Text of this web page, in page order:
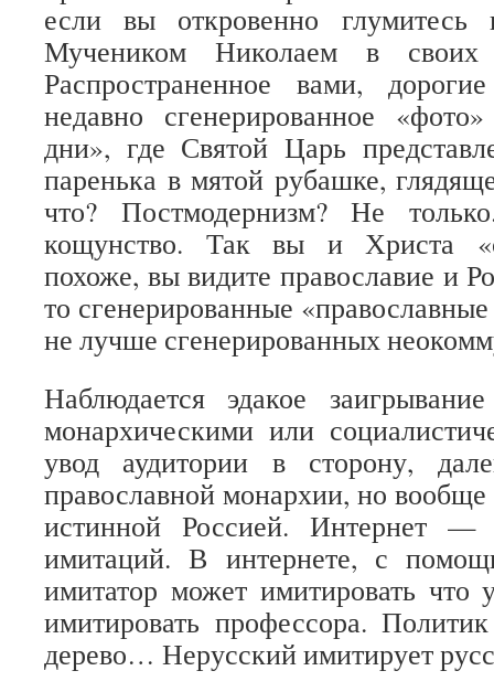
если вы откровенно
Мучеником Николаем в своих
Распространенное вами,
недавно сгенерированное
дни», где Святой Царь
паренька в мятой рубашке,
что? Постмодернизм? Не
кощунство. Так вы и Христа
похоже, вы видите православие и
то сгенерированные
не лучше сгенерированных
Наблюдается эдакое
монархическими или
увод аудитории в сторону,
православной монархии, но вообще
истинной Россией. Интернет —
имитаций. В интернете, с
имитатор может имитировать что
имитировать профессора.
дерево… Нерусский имитирует